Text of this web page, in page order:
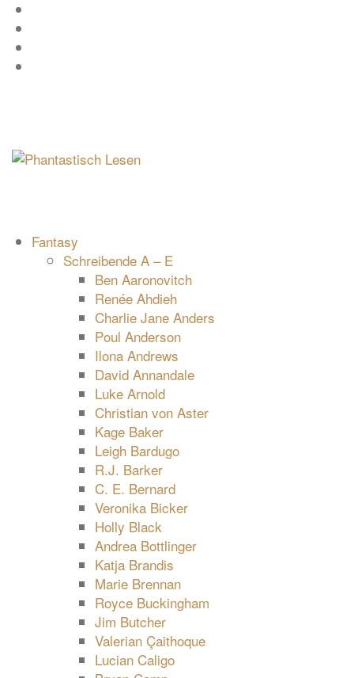
Zum
Inhalt
springen
Fantasy
Schreibende A – E
Ben Aaronovitch
Renée Ahdieh
Charlie Jane Anders
Poul Anderson
Ilona Andrews
David Annandale
Luke Arnold
Christian von Aster
Kage Baker
Leigh Bardugo
R.J. Barker
C. E. Bernard
Veronika Bicker
Holly Black
Andrea Bottlinger
Katja Brandis
Marie Brennan
Royce Buckingham
Jim Butcher
Valerian Çaithoque
Lucian Caligo